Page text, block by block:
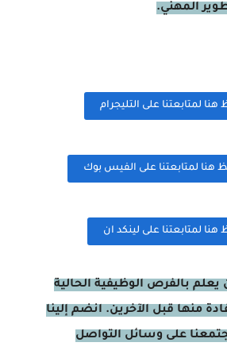
المهني.
لمتابعتنا على التليجرام
هنا لمتابعتنا على الفيس بوك
لمتابعتنا على لينكد ان
بالفرص الوظيفية الحالية
منها قبل الآخرين. انضم إلينا
على وسائل التواصل